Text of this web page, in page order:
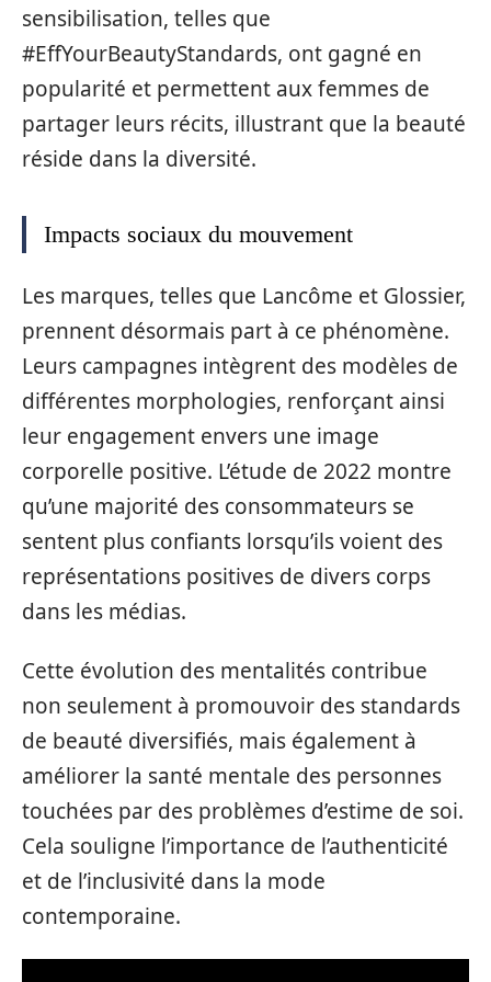
sensibilisation, telles que
#EffYourBeautyStandards, ont gagné en
popularité et permettent aux femmes de
partager leurs récits, illustrant que la beauté
réside dans la diversité.
Impacts sociaux du mouvement
Les marques, telles que Lancôme et Glossier,
prennent désormais part à ce phénomène.
Leurs campagnes intègrent des modèles de
différentes morphologies, renforçant ainsi
leur engagement envers une image
corporelle positive. L’étude de 2022 montre
qu’une majorité des consommateurs se
sentent plus confiants lorsqu’ils voient des
représentations positives de divers corps
dans les médias.
Cette évolution des mentalités contribue
non seulement à promouvoir des standards
de beauté diversifiés, mais également à
améliorer la santé mentale des personnes
touchées par des problèmes d’estime de soi.
Cela souligne l’importance de l’authenticité
et de l’inclusivité dans la mode
contemporaine.